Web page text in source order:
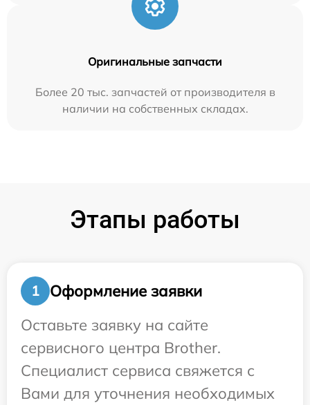
Оригинальные запчасти
Более 20 тыс. запчастей от производителя в
наличии на собственных складах.
Этапы работы
1
Оформление заявки
Оставьте заявку на сайте
сервисного центра Brother.
Специалист сервиса свяжется с
Вами для уточнения необходимых